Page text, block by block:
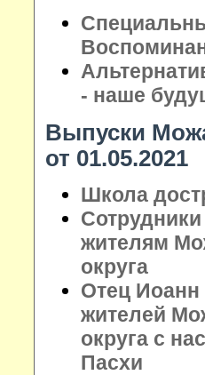
- наше
Выпуски
от 01.05.2021
Школа
жителям
округа
Отец
жителей
округа с
Пасхи